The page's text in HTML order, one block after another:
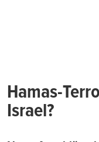
Hamas-
Israel?